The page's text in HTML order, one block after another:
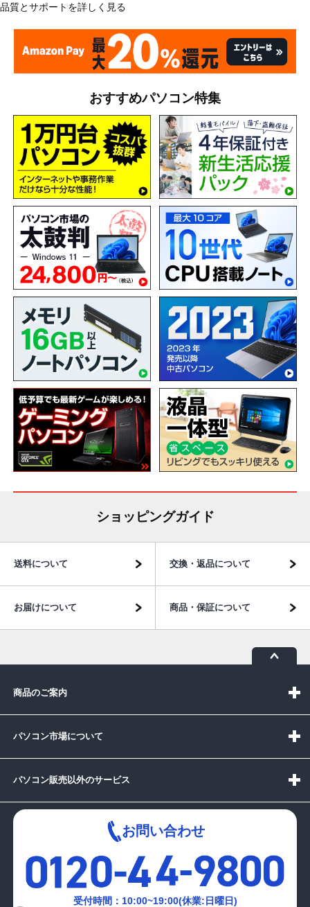
品質とサポートを詳しく見る
おすすめパソコン特集
ショッピングガイド
送料について 交換・返品について
お届けについて 商品・保証について
商品のご案内
パソコン市場について
パソコン販売以外のサービス
お問い合わせ
受付時間：10:00~19:00(休業:日曜日)